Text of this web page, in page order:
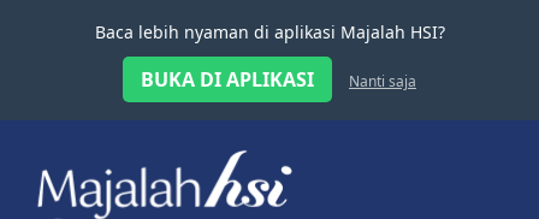
Baca lebih nyaman di aplikasi Majalah HSI?
BUKA DI APLIKASI Nanti saja